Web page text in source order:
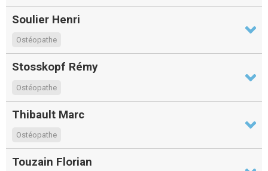
Soulier Henri
Ostéopathe
Stosskopf Rémy
Ostéopathe
Thibault Marc
Ostéopathe
Touzain Florian